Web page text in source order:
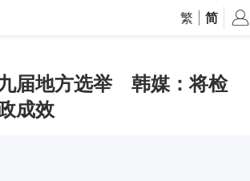
繁 简
届地方选举 韩媒：将检
成效